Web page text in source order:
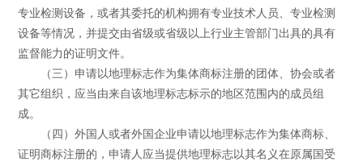
专业检测设备，或者其委托的机构拥有专业技术人员、专业检测
设备等情况，并提交由省级或省级以上行业主管部门出具的具有
监督能力的证明文件。
（三）申请以地理标志作为集体商标注册的团体、协会或者
其它组织，应当由来自该地理标志标示的地区范围内的成员组
成。
（四）外国人或者外国企业申请以地理标志作为集体商标、
证明商标注册的，申请人应当提供地理标志以其名义在原属国受